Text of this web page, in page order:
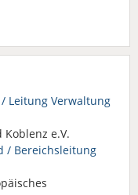
Leitung Verwaltung
e.V.
/ Bereichsleitung